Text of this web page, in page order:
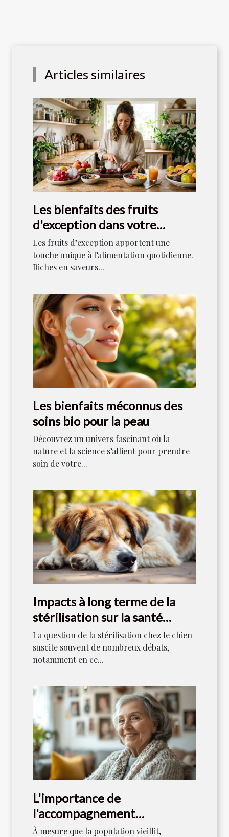
Articles similaires
Les bienfaits des fruits
d'exception dans votre
alimentation quotidienne
Les fruits d’exception apportent une
touche unique à l’alimentation quotidienne.
Riches en saveurs...
Les bienfaits méconnus des
soins bio pour la peau
Découvrez un univers fascinant où la
nature et la science s’allient pour prendre
soin de votre...
Impacts à long terme de la
stérilisation sur la santé
canine
La question de la stérilisation chez le chien
suscite souvent de nombreux débats,
notamment en ce...
L'importance de
l'accompagnement
personnalisé pour les séniors
À mesure que la population vieillit,